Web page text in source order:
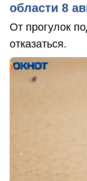
области 8
От прогулок
отказаться.